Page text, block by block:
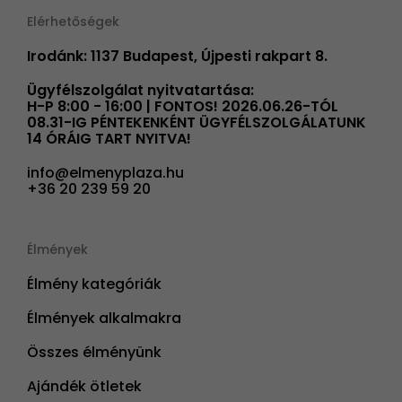
Elérhetőségek
Irodánk: 1137 Budapest, Újpesti rakpart 8.
Ügyfélszolgálat nyitvatartása:
H-P 8:00 - 16:00 | FONTOS! 2026.06.26-TÓL
08.31-IG PÉNTEKENKÉNT ÜGYFÉLSZOLGÁLATUNK
14 ÓRÁIG TART NYITVA!
info@elmenyplaza.hu
+36 20 239 59 20
Élmények
Élmény kategóriák
Élmények alkalmakra
Összes élményünk
Ajándék ötletek